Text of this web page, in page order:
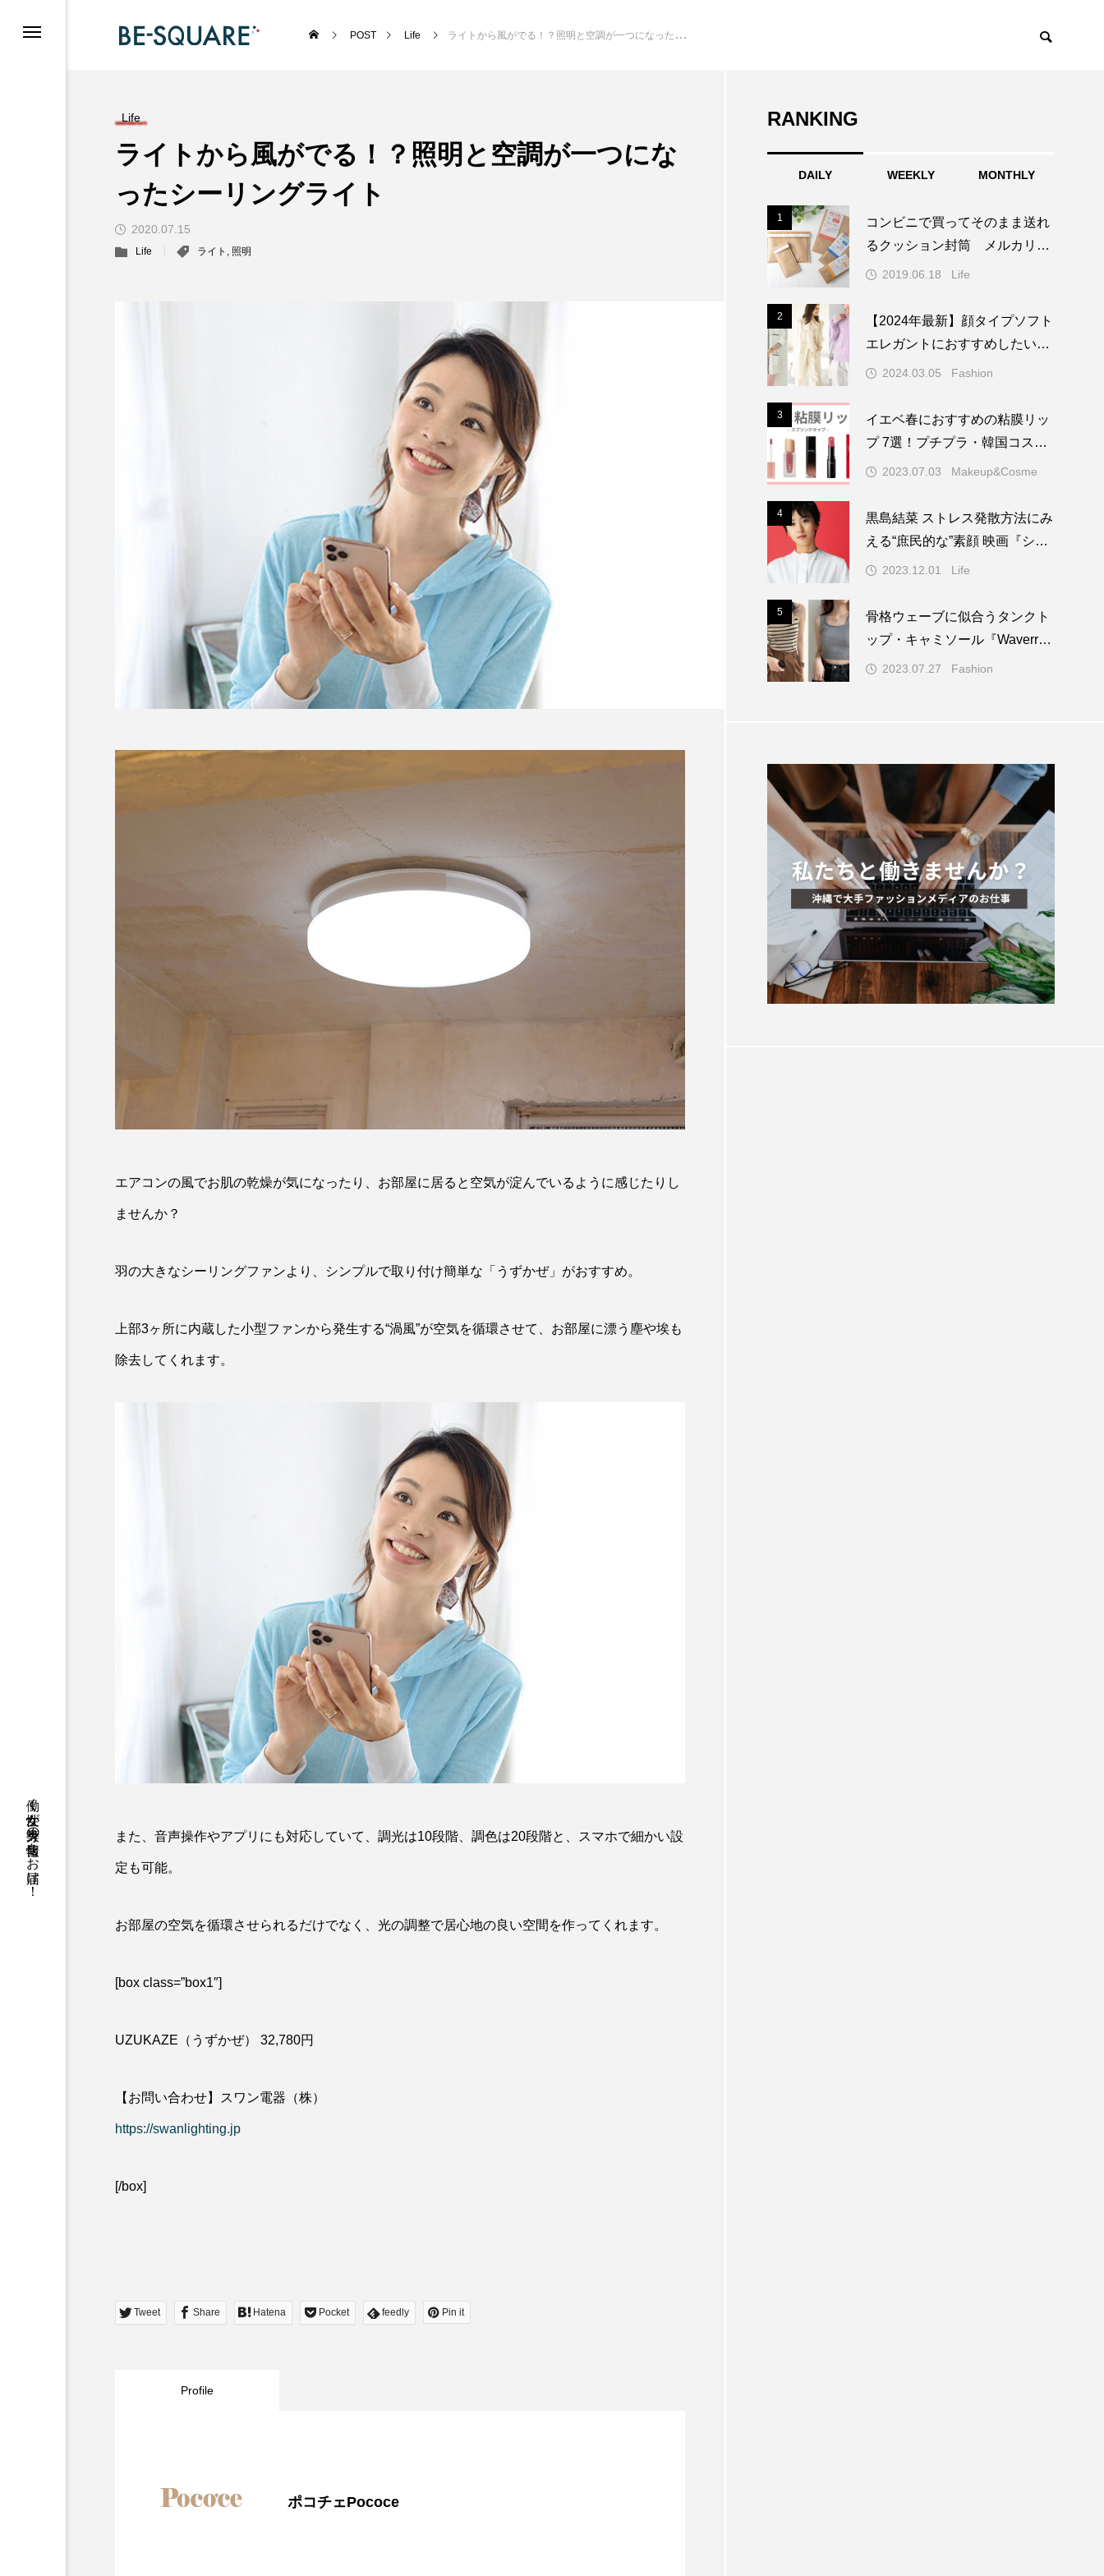
働く女性が等身大の情報をお届け！
POST Life ライトから風がでる！？照明と空調が一つになったシーリングライト
Life
ライトから風がでる！？照明と空調が一つにな
ったシーリングライト
2020.07.15
Life ライト , 照明
エアコンの風でお肌の乾燥が気になったり、お部屋に居ると空気が淀んでいるように感じたりし
ませんか？
羽の大きなシーリングファンより、シンプルで取り付け簡単な「うずかぜ」がおすすめ。
上部3ヶ所に内蔵した小型ファンから発生する“渦風”が空気を循環させて、お部屋に漂う塵や埃も
除去してくれます。
また、音声操作やアプリにも対応していて、調光は10段階、調色は20段階と、スマホで細かい設
定も可能。
お部屋の空気を循環させられるだけでなく、光の調整で居心地の良い空間を作ってくれます。
[box class=”box1″]
UZUKAZE（うずかぜ） 32,780円
【お問い合わせ】スワン電器（株）
https://swanlighting.jp
[/box]
Tweet Share Hatena Pocket feedly Pin it
Profile
ポコチェPococe
RANKING
DAILY WEEKLY MONTHLY
1
コンビニで買ってそのまま送れ
るクッション封筒 メルカリな
どフリマアプリ活用者必見！
2019.06.18 Life
2
【2024年最新】顔タイプソフト
エレガントにおすすめしたい垢
抜けブランド17選
2024.03.05 Fashion
3
イエベ春におすすめの粘膜リッ
プ 7選！プチプラ・韓国コス
メ・デパコスから紹介
2023.07.03 Makeup&Cosme
4
黒島結菜 ストレス発散方法にみ
える“庶民的な”素顔 映画『シル
バニアファミリー』
2023.12.01 Life
5
骨格ウェーブに似合うタンクト
ップ・キャミソール『Waverr
y』で失敗しないお買い物
2023.07.27 Fashion